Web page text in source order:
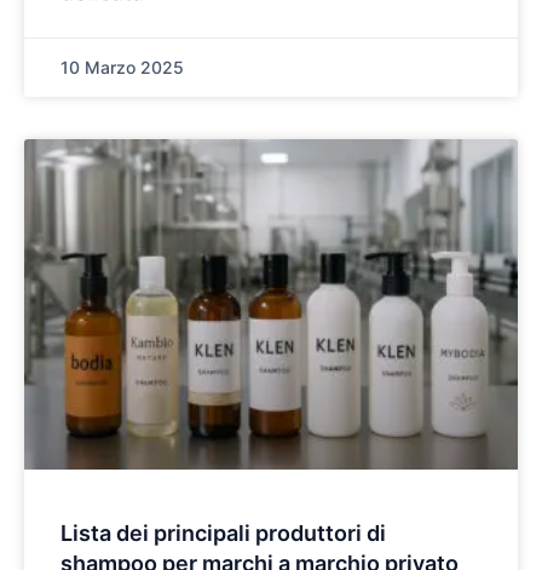
10 Marzo 2025
Lista dei principali produttori di
shampoo per marchi a marchio privato